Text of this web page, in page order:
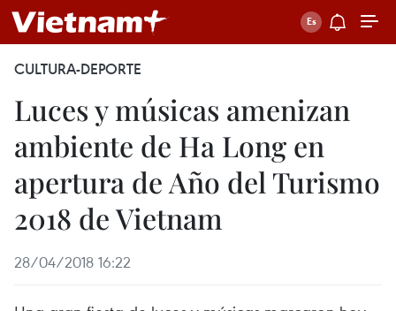
CULTURA-DEPORTE
Luces y músicas amenizan
ambiente de Ha Long en
apertura de Año del Turismo
2018 de Vietnam
28/04/2018 16:22